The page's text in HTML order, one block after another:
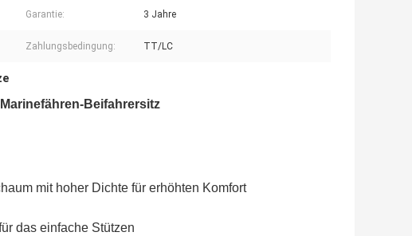
Garantie: 3 Jahre
Zahlungsbedingung: TT/LC
Beifahrersitz
mit hoher Dichte für erhöhten Komfort
das einfache Stützen